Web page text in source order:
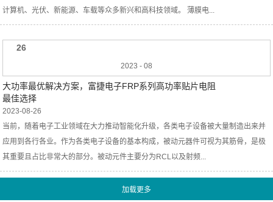
计算机、光伏、新能源、车载等众多新兴和高科技领域。 薄膜电...
26
2023 - 08
大功率最优解决方案，富捷电子FRP系列高功率贴片电阻
最佳选择
2023-08-26
当前，随着电子工业领域在大力推动智能化升级，各类电子设备被大量制造出来并
应用到各行各业。作为各类电子设备的基本构成，被动元器件可视为其筋骨，是极
其重要且占比非常大的部分。被动元件主要分为RCL以及射频...